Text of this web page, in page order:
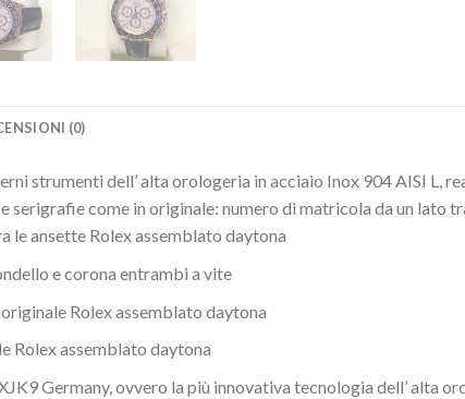
(0)
strumenti dell’ alta orologeria in acciaio Inox 904 AISI L,
serigrafie come in originale: numero di matricola da un lato
le ansette Rolex assemblato daytona
e corona entrambi a vite
Rolex assemblato daytona
Rolex assemblato daytona
Germany, ovvero la più innovativa tecnologia dell’ alta